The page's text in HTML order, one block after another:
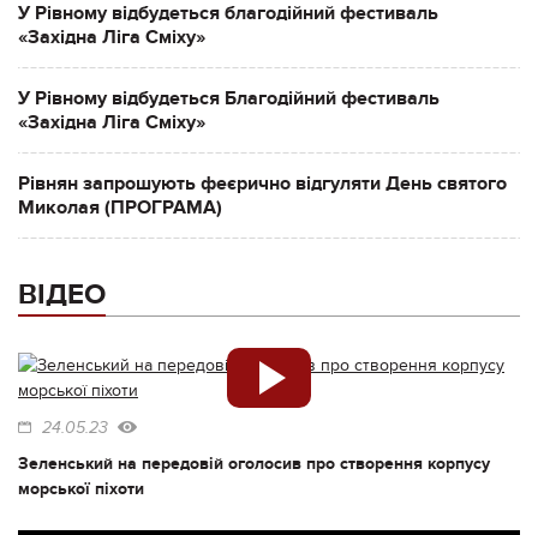
У Рівному відбудеться благодійний фестиваль
«Західна Ліга Сміху»
У Рівному відбудеться Благодійний фестиваль
«Західна Ліга Сміху»
Рівнян запрошують феєрично відгуляти День святого
Миколая (ПРОГРАМА)
ВІДЕО
24.05.23
Зеленський на передовій оголосив про створення корпусу
морської піхоти